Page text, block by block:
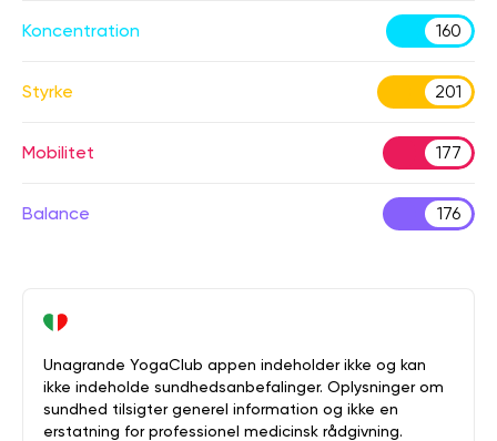
Koncentration 160
Styrke 201
Mobilitet 177
Balance 176
Unagrande YogaClub appen indeholder ikke og kan
ikke indeholde sundhedsanbefalinger. Oplysninger om
sundhed tilsigter generel information og ikke en
erstatning for professionel medicinsk rådgivning.